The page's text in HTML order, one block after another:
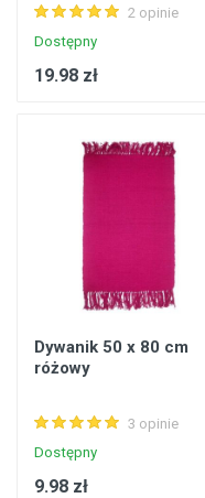
2 opinie
Dostępny
19.98 zł
Dywanik 50 x 80 cm
różowy
3 opinie
Dostępny
9.98 zł